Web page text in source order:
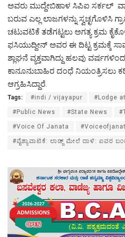
ಅವರು ಮುದ್ದೇಬಿಹಾಳ ಸಿಪಿಐ ಸರ್ಕಲ್
ಬರುವ ಎಲ್ಲ ಲಾಜಗಳನ್ನು ಸ್ವಚ್ಛಗೊಳಿಸಿ
ಚಟುವಟಿಕೆ ತಡೆಗಟ್ಟಲು ಅಗತ್ಯ ಕ್ರಮ
ಫಸಿಯುದ್ದೀನ್ ಅವರ ಈ ದಿಟ್ಟ ಕ್ರಮಕ್ಕೆ
ಶ್ಲಾಘನೆ ವ್ಯಕ್ತವಾಗಿದ್ದು ಹಲವು
ಕಾನೂನುಬಾಹಿರ‌ ದಂಧೆ ನಿಯಂತ್ರಿಸಲು
ಆಗ್ರಹಿಸಿದ್ದಾರೆ.
Tags: #indi / vijayapur #Lodge
#Public News #State News
#Voice Of Janata
#ವೈಶ್ಯಾವಾಟಿಕೆ: ಲಾಡ್ಜ್ ಮೇಲೆ‌ ದಾಳಿ: ಐವರ